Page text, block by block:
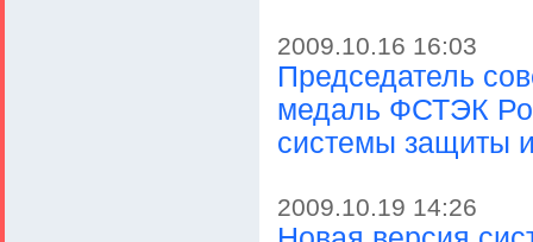
2009.10.16 16:03
Председатель
медаль ФСТЭК
системы защиты
2009.10.19 14:26